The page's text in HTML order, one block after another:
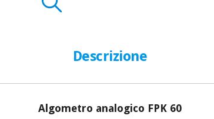
Descrizione
Algometro analogico FPK 60